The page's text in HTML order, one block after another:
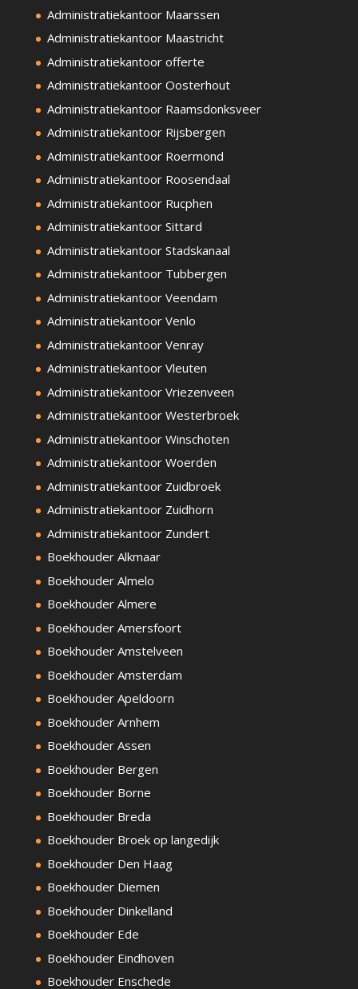
Administratiekantoor Maarssen
Administratiekantoor Maastricht
Administratiekantoor offerte
Administratiekantoor Oosterhout
Administratiekantoor Raamsdonksveer
Administratiekantoor Rijsbergen
Administratiekantoor Roermond
Administratiekantoor Roosendaal
Administratiekantoor Rucphen
Administratiekantoor Sittard
Administratiekantoor Stadskanaal
Administratiekantoor Tubbergen
Administratiekantoor Veendam
Administratiekantoor Venlo
Administratiekantoor Venray
Administratiekantoor Vleuten
Administratiekantoor Vriezenveen
Administratiekantoor Westerbroek
Administratiekantoor Winschoten
Administratiekantoor Woerden
Administratiekantoor Zuidbroek
Administratiekantoor Zuidhorn
Administratiekantoor Zundert
Boekhouder Alkmaar
Boekhouder Almelo
Boekhouder Almere
Boekhouder Amersfoort
Boekhouder Amstelveen
Boekhouder Amsterdam
Boekhouder Apeldoorn
Boekhouder Arnhem
Boekhouder Assen
Boekhouder Bergen
Boekhouder Borne
Boekhouder Breda
Boekhouder Broek op langedijk
Boekhouder Den Haag
Boekhouder Diemen
Boekhouder Dinkelland
Boekhouder Ede
Boekhouder Eindhoven
Boekhouder Enschede